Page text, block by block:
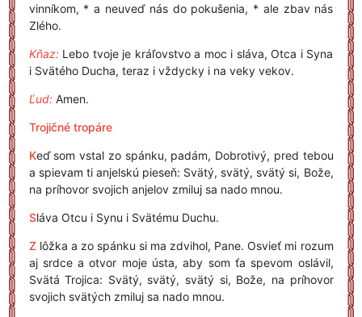
vinníkom, * a neuveď nás do pokušenia, * ale zbav nás
Zlého.
Kňaz:Lebo tvoje je kráľovstvo a moc i sláva, Otca i Syna
i Svätého Ducha, teraz i vždycky i na veky vekov.
Ľud:Amen.
Trojičné tropáre
Keď som vstal zo spánku, padám, Dobrotivý, pred tebou
a spievam ti anjelskú pieseň: Svätý, svätý, svätý si, Bože,
na príhovor svojich anjelov zmiluj sa nado mnou.
Sláva Otcu i Synu i Svätému Duchu.
Z lôžka a zo spánku si ma zdvihol, Pane. Osvieť mi rozum
aj srdce a otvor moje ústa, aby som ťa spevom oslávil,
Svätá Trojica: Svätý, svätý, svätý si, Bože, na príhovor
svojich svätých zmiluj sa nado mnou.